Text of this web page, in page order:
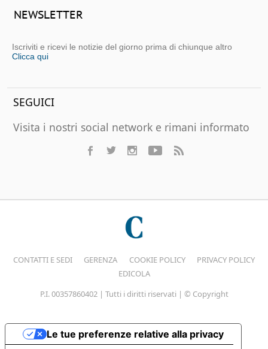
NEWSLETTER
Iscriviti e ricevi le notizie del giorno prima di chiunque altro
Clicca qui
SEGUICI
Visita i nostri social network e rimani informato
CONTATTI E SEDI GERENZA COOKIE POLICY
PRIVACY POLICY
EDICOLA
P.I. 00357860402 | Tutti i diritti riservati | © Copyright
Le tue preferenze relative alla privacy